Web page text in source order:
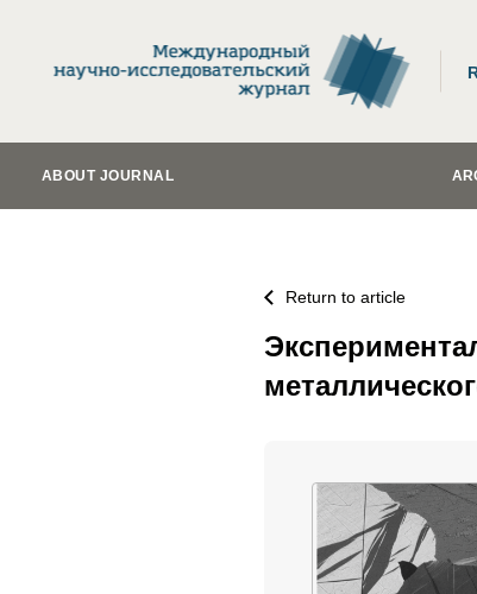
ABOUT JOURNAL
Return to article